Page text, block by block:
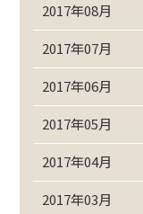
2017年08月
2017年07月
2017年06月
2017年05月
2017年04月
2017年03月